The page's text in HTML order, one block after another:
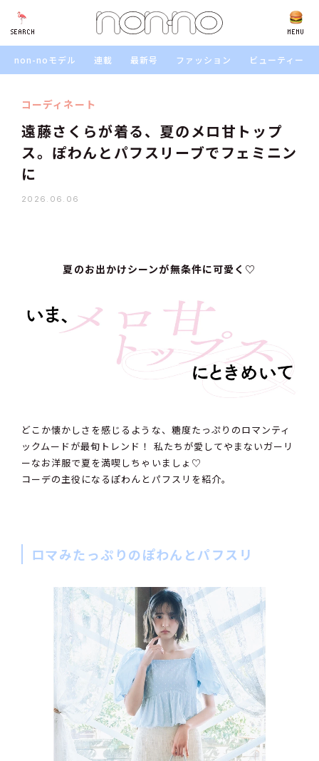
SEARCH MENU
SEARCH
non-noモデル 連載 最新号 ファッション ビューティー
コーディネート
遠藤さくらが着る、夏のメロ甘トップ
ス。ぽわんとパフスリーブでフェミニン
に
2026.06.06
夏のお出かけシーンが無条件に可愛く♡
どこか懐かしさを感じるような、糖度たっぷりのロマンティ
ックムードが最旬トレンド！ 私たちが愛してやまないガーリ
ーなお洋服で夏を満喫しちゃいましょ♡
コーデの主役になるぽわんとパフスリを紹介。
ロマみたっぷりのぽわんとパフスリ